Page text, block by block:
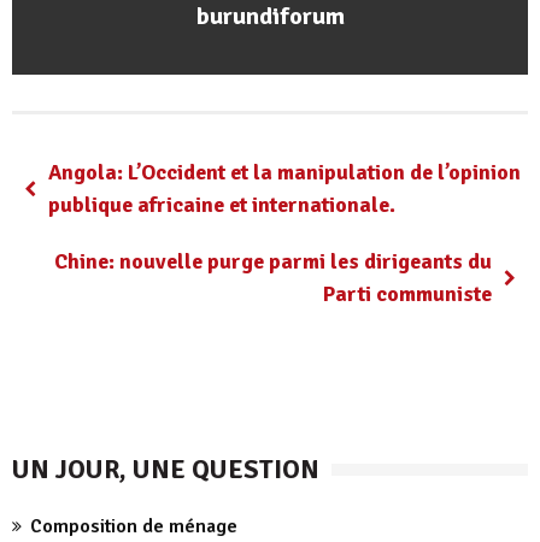
burundiforum
Angola: L’Occident et la manipulation de l’opinion
Chine: nouvelle purge parmi les dirigeants du
Parti communiste
UN JOUR, UNE QUESTION
Composition de ménage